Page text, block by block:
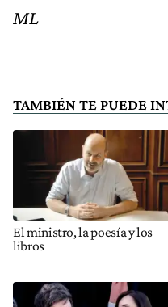
ML
TAMBIÉN TE PUEDE
El ministro, la poesía y los
libros